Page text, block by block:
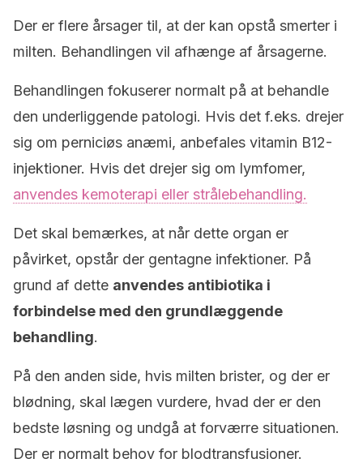
Der er flere årsager til, at der kan opstå smerter i
milten. Behandlingen vil afhænge af årsagerne.
Behandlingen fokuserer normalt på at behandle
den underliggende patologi. Hvis det f.eks. drejer
sig om perniciøs anæmi, anbefales vitamin B12-
injektioner. Hvis det drejer sig om lymfomer,
anvendes kemoterapi eller strålebehandling.
Det skal bemærkes, at når dette organ er
påvirket, opstår der gentagne infektioner. På
grund af dette anvendes antibiotika i
forbindelse med den grundlæggende
behandling.
På den anden side, hvis milten brister, og der er
blødning, skal lægen vurdere, hvad der er den
bedste løsning og undgå at forværre situationen.
Der er normalt behov for blodtransfusioner.